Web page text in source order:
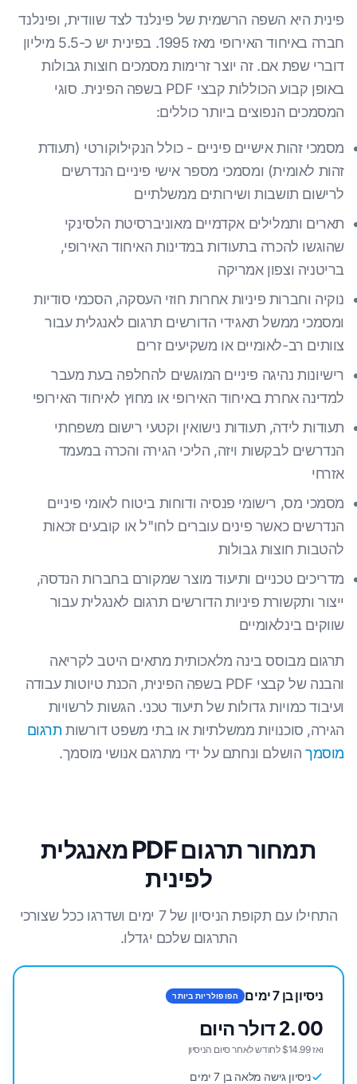
פינית היא השפה הרשמית של פינלנד לצד שוודית, ופינלנד
חברה באיחוד האירופי מאז 1995. בפינית יש כ-5.5 מיליון
דוברי שפת אם. זה יוצר זרימות מסמכים חוצות גבולות
באופן קבוע הכוללות קבצי PDF בשפה הפינית. סוגי
המסמכים הנפוצים ביותר כוללים:
מסמכי זהות אישיים פיניים - כולל הנקילוקורטי (תעודת
זהות לאומית) ומסמכי מספר אישי פיניים הנדרשים
לרישום תושבות ושירותים ממשלתיים
תארים ותמלילים אקדמיים מאוניברסיטת הלסינקי
שהוגשו להכרה בתעודות במדינות האיחוד האירופי,
בריטניה וצפון אמריקה
נוקיה וחברות פיניות אחרות חוזי העסקה, הסכמי סודיות
ומסמכי ממשל תאגידי הדורשים תרגום לאנגלית עבור
צוותים רב-לאומיים או משקיעים זרים
רישיונות נהיגה פיניים המוגשים להחלפה בעת מעבר
למדינה אחרת באיחוד האירופי או מחוץ לאיחוד האירופי
תעודות לידה, תעודות נישואין וקטעי רישום משפחתי
הנדרשים לבקשות ויזה, הליכי הגירה והכרה במעמד
אזרחי
מסמכי מס, רישומי פנסיה ודוחות ביטוח לאומי פיניים
הנדרשים כאשר פינים עוברים לחו"ל או קובעים זכאות
להטבות חוצות גבולות
מדריכים טכניים ותיעוד מוצר שמקורם בחברות הנדסה,
ייצור ותקשורת פיניות הדורשים תרגום לאנגלית עבור
שווקים בינלאומיים
תרגום מבוסס בינה מלאכותית מתאים היטב לקריאה
והבנה של קבצי PDF בשפה הפינית, הכנת טיוטות עבודה
ועיבוד כמויות גדולות של תיעוד טכני. הגשות לרשויות
הגירה, סוכנויות ממשלתיות או בתי משפט דורשות תרגום
מוסמך הושלם ונחתם על ידי מתרגם אנושי מוסמך.
תמחור תרגום PDF מאנגלית
לפינית
התחילו עם תקופת הניסיון של 7 ימים ושדרגו ככל שצורכי
התרגום שלכם יגדלו.
ניסיון בן 7 ימים הפופולריות ביותר
2.00 דולר היום
ואז $14.99 לחודש לאחר סיום הניסיון
ניסיון גישה מלאה בן 7 ימים